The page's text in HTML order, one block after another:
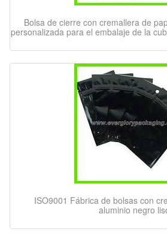
Bolsa de cierre con cremallera de
personalizada para el embalaje de la
ISO9001 Fábrica de bolsas con
aluminio negro